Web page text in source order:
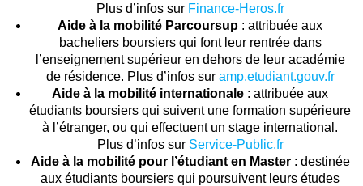
Plus d’infos sur Finance-Heros.fr
Aide à la mobilité Parcoursup : attribuée aux
bacheliers boursiers qui font leur rentrée dans
l’enseignement supérieur en dehors de leur académie
de résidence. Plus d’infos sur amp.etudiant.gouv.fr
Aide à la mobilité internationale : attribuée aux
étudiants boursiers qui suivent une formation supérieure
à l’étranger, ou qui effectuent un stage international.
Plus d’infos sur Service-Public.fr
Aide à la mobilité pour l’étudiant en Master: destinée
aux étudiants boursiers qui poursuivent leurs études